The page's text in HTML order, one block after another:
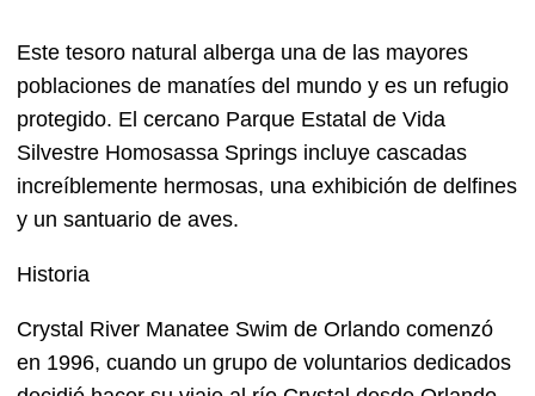
Este tesoro natural alberga una de las mayores
poblaciones de manatíes del mundo y es un refugio
protegido. El cercano Parque Estatal de Vida
Silvestre Homosassa Springs incluye cascadas
increíblemente hermosas, una exhibición de delfines
y un santuario de aves.
Historia
Crystal River Manatee Swim de Orlando comenzó
en 1996, cuando un grupo de voluntarios dedicados